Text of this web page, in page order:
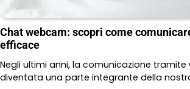
Chat webcam: scopri come
efficace
Negli ultimi anni, la comunicazione
diventata una parte integrante della